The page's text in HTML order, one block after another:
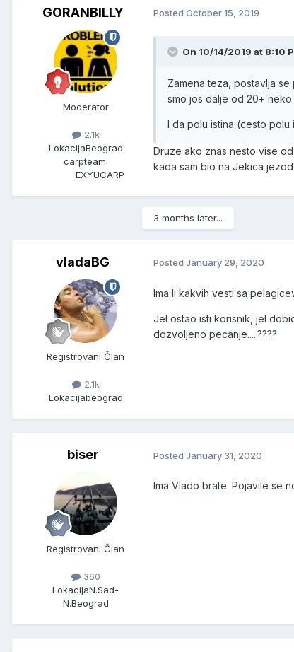
GORANBILLY
Moderator
2.1k
LokacijaBeograd
carpteam:
EXYUCARP
Posted October 15, 2019
On 10/14/2019 at 8:10
Zamena teza, postavlja
smo jos dalje od 20+
I da polu istina (cesto
Druze ako znas nesto vise
kada sam bio na Jekica
3 months later...
vladaBG
Registrovani Član
2.1k
Lokacijabeograd
Posted January 29, 2020
Ima li kakvih vesti sa
Jel ostao isti korisnik, jel
dozvoljeno pecanje.....????
biser
Registrovani Član
360
LokacijaN.Sad-
N.Beograd
Posted January 31, 2020
Ima Vlado brate. Pojavile se